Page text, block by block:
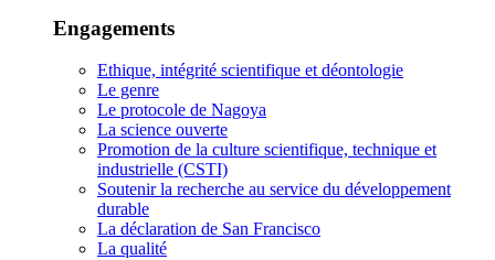
Engagements
Ethique, intégrité scientifique et déontologie
Le genre
Le protocole de Nagoya
La science ouverte
Promotion de la culture scientifique, technique et
industrielle (CSTI)
Soutenir la recherche au service du développement
durable
La déclaration de San Francisco
La qualité